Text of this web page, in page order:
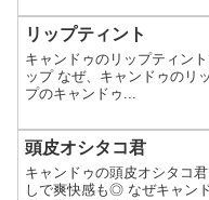
リップティント
キャンドゥのリップティン
ップ なぜ、キャンドゥのリ
プのキャンドゥ...
頭皮オシタコ君
キャンドゥの頭皮オシタコ
しで爽快感も◎ なぜキャン